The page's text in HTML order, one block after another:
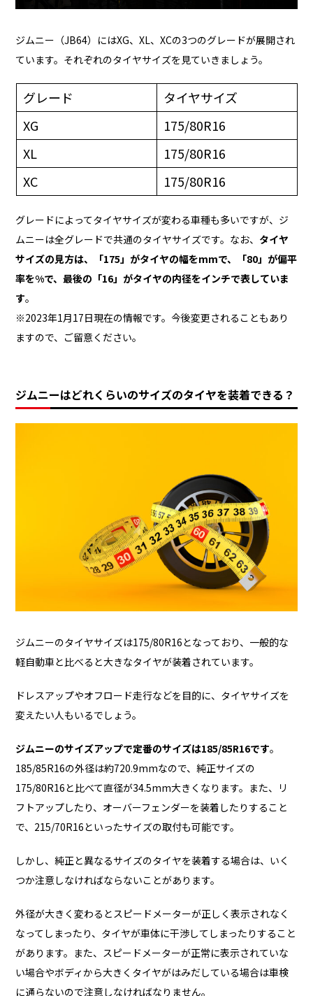
ジムニー（JB64）にはXG、XL、XCの3つのグレードが展開され
ています。それぞれのタイヤサイズを見ていきましょう。
グレード
タイヤサイズ
XG
175/80R16
XL
175/80R16
XC
175/80R16
グレードによってタイヤサイズが変わる車種も多いですが、ジ
ムニーは全グレードで共通のタイヤサイズです。なお、 タイヤ
サイズの見方は、「175」がタイヤの幅をmmで、「80」が偏平
率を%で、最後の「16」がタイヤの内径をインチで表していま
す。
※2023年1月17日現在の情報です。今後変更されることもあり
ますので、ご留意ください。
ジムニーはどれくらいのサイズのタイヤを装着できる？
ジムニーのタイヤサイズは175/80R16となっており、一般的な
軽自動車と比べると大きなタイヤが装着されています。
ドレスアップやオフロード走行などを目的に、タイヤサイズを
変えたい人もいるでしょう。
ジムニーのサイズアップで定番のサイズは185/85R16です。
185/85R16の外径は約720.9mmなので、純正サイズの
175/80R16と比べて直径が34.5mm大きくなります。また、リ
フトアップしたり、オーバーフェンダーを装着したりすること
で、215/70R16といったサイズの取付も可能です。
しかし、純正と異なるサイズのタイヤを装着する場合は、いく
つか注意しなければならないことがあります。
外径が大きく変わるとスピードメーターが正しく表示されなく
なってしまったり、タイヤが車体に干渉してしまったりすること
があります。また、スピードメーターが正常に表示されていな
い場合やボディから大きくタイヤがはみだしている場合は車検
に通らないので注意しなければなりません。